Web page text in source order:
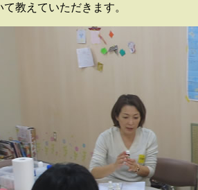
教えていただきます。